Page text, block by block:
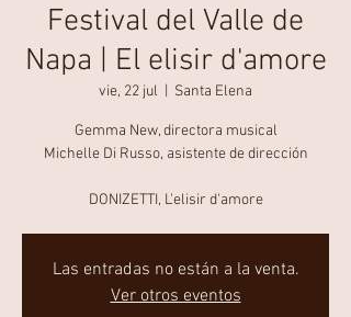
Festival del Valle de
Napa | El elisir d'amore
vie, 22 jul Santa Elena
Gemma New, directora musical
Michelle Di Russo, asistente de dirección
DONIZETTI, L'elisir d'amore
Las entradas no están a la venta.
Ver otros eventos